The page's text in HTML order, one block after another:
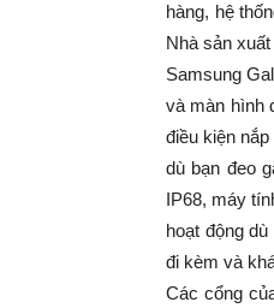
hàng, hệ
Nhà sản
Samsung
và màn hình
điều kiện
dù bạn đeo
IP68, máy
hoạt động
đi kèm và
Các cổng